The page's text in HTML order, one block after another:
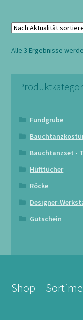
Alle 3 Ergebnisse
Fundgrube
Bauchtanzset -
Hüfttücher
Röcke
Designer-
Gutschein
Shop –